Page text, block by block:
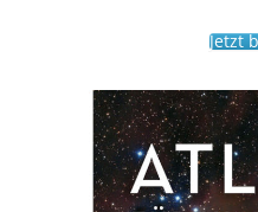
Jetzt